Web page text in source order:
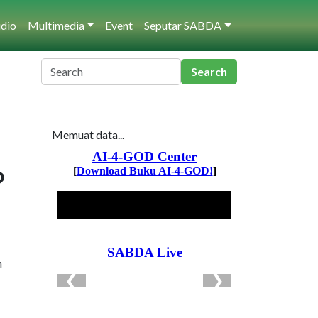
Multimedia Event Seputar SABDA
Memuat data...